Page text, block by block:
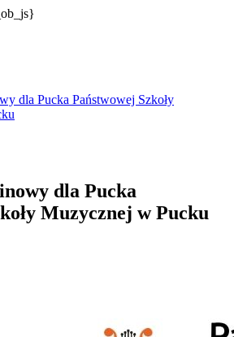
dla Pucka Państwowej Szkoły
dla Pucka
Muzycznej w Pucku